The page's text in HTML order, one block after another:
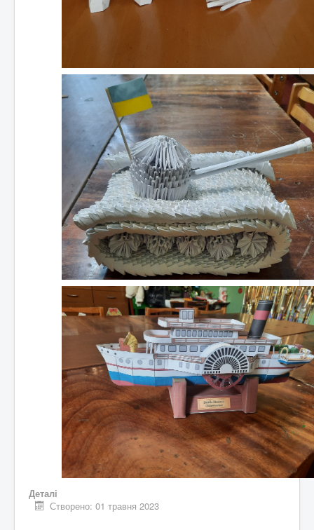
Деталі
Створено: 01 травня 2023